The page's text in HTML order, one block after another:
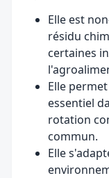
Elle est
résidu
certaines
Elle
essentiel
rotation
commun.
Elle